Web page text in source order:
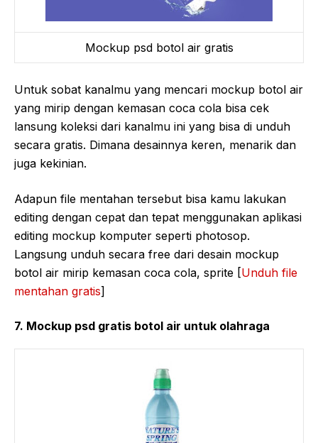
Mockup psd botol air gratis
Untuk sobat kanalmu yang mencari mockup botol air
yang mirip dengan kemasan coca cola bisa cek
lansung koleksi dari kanalmu ini yang bisa di unduh
secara gratis. Dimana desainnya keren, menarik dan
juga kekinian.
Adapun file mentahan tersebut bisa kamu lakukan
editing dengan cepat dan tepat menggunakan aplikasi
editing mockup komputer seperti photosop.
Langsung unduh secara free dari desain mockup
botol air mirip kemasan coca cola, sprite [Unduh file
mentahan gratis]
7. Mockup psd gratis botol air untuk olahraga